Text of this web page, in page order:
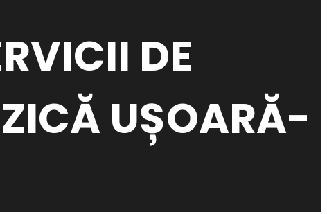
DE
UȘOARĂ-